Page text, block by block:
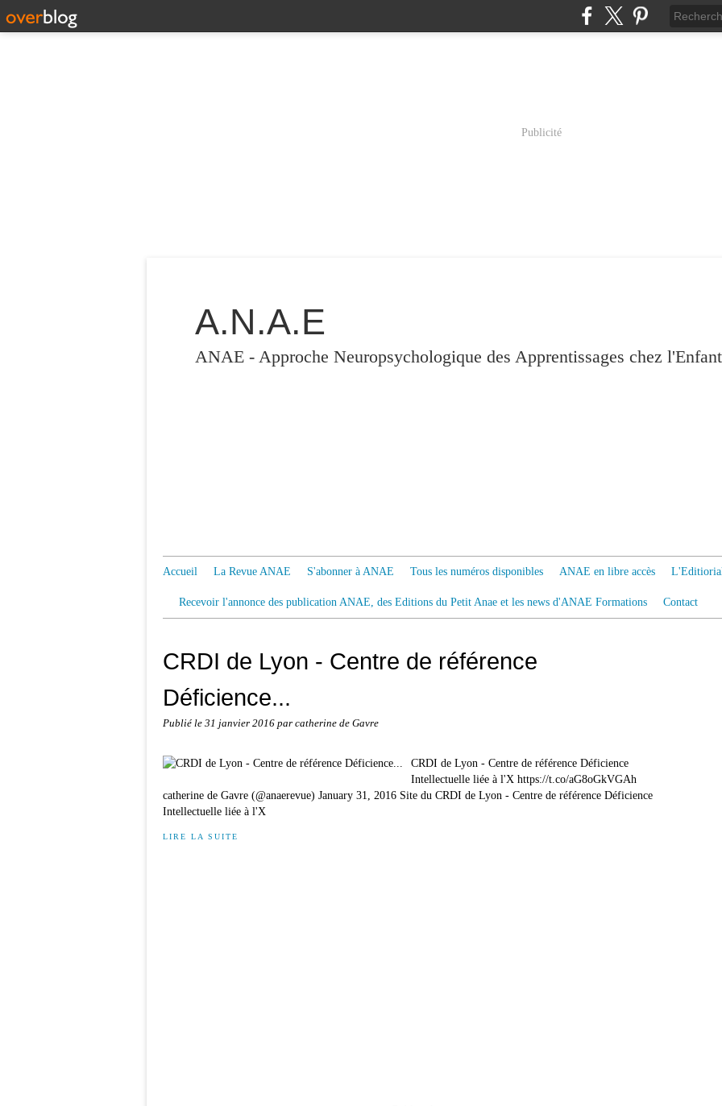
Publicité
A.N.A.E
ANAE - Approche Neuropsychologique des Apprentissages chez
Accueil La Revue ANAE S'abonner à ANAE Tous les numéros disponibles ANAE en libre accès
Recevoir l'annonce des publication ANAE, des Editions du Petit Anae et les news d'ANAE Formations Contact
CRDI de Lyon - Centre de référence
Déficience...
Publié le 31 janvier 2016 par catherine de Gavre
CRDI de Lyon - Centre de référence Déficience
Intellectuelle liée à l'X https://t.co/aG8oGkVGAh
catherine de Gavre (@anaerevue) January 31, 2016 Site du CRDI de Lyon - Centre de référence Déficience
Intellectuelle liée à l'X
LIRE LA SUITE